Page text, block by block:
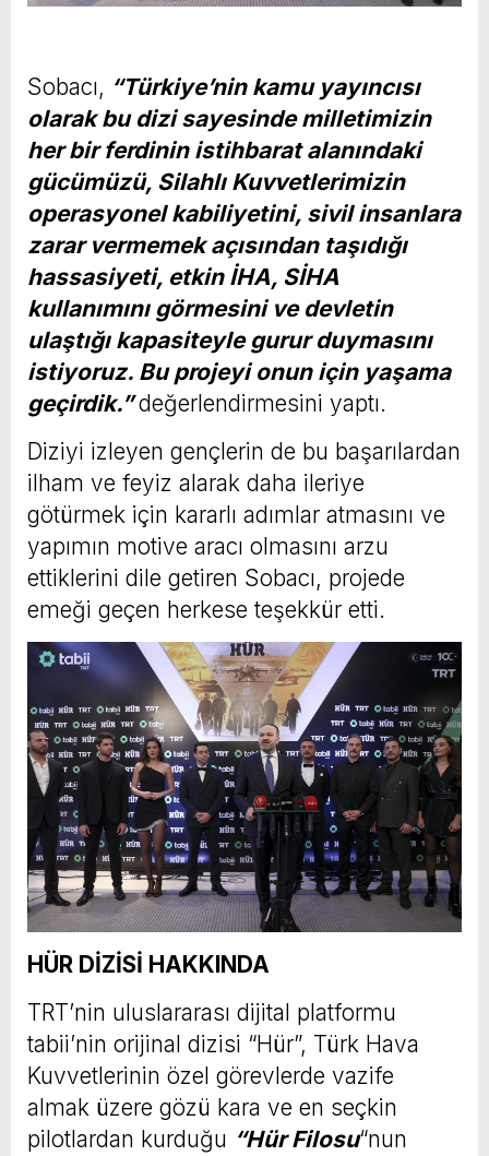
Sobacı, “Türkiye’nin kamu yayıncısı
olarak bu dizi sayesinde milletimizin
her bir ferdinin istihbarat alanındaki
gücümüzü, Silahlı Kuvvetlerimizin
operasyonel kabiliyetini, sivil insanlara
zarar vermemek açısından taşıdığı
hassasiyeti, etkin İHA, SİHA
kullanımını görmesini ve devletin
ulaştığı kapasiteyle gurur duymasını
istiyoruz. Bu projeyi onun için yaşama
geçirdik.”değerlendirmesini yaptı.
Diziyi izleyen gençlerin de bu başarılardan
ilham ve feyiz alarak daha ileriye
götürmek için kararlı adımlar atmasını ve
yapımın motive aracı olmasını arzu
ettiklerini dile getiren Sobacı, projede
emeği geçen herkese teşekkür etti.
HÜR DİZİSİ HAKKINDA
TRT’nin uluslararası dijital platformu
tabii’nin orijinal dizisi “Hür”, Türk Hava
Kuvvetlerinin özel görevlerde vazife
almak üzere gözü kara ve en seçkin
pilotlardan kurduğu “Hür Filosu“nun